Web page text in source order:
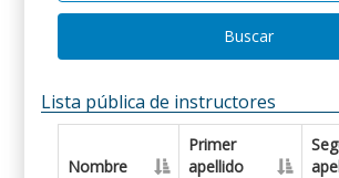
Buscar
Lista pública de instructores
Nombre
Primer
apellido